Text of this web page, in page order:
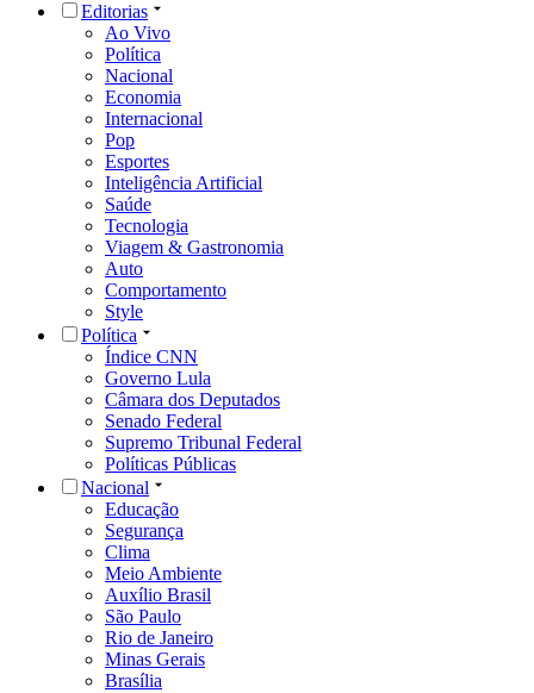
Editorias
Ao Vivo
Política
Nacional
Economia
Internacional
Pop
Esportes
Inteligência Artificial
Saúde
Tecnologia
Viagem & Gastronomia
Auto
Comportamento
Style
Política
Índice CNN
Governo Lula
Câmara dos Deputados
Senado Federal
Supremo Tribunal Federal
Políticas Públicas
Nacional
Educação
Segurança
Clima
Meio Ambiente
Auxílio Brasil
São Paulo
Rio de Janeiro
Minas Gerais
Brasília